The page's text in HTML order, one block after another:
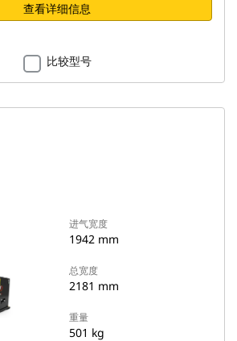
查看详细信息
比较型号
进气宽度
1942 mm
总宽度
2181 mm
重量
501 kg